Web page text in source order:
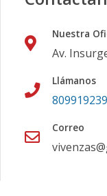
Nuestra
Av.
Llámanos
Correo